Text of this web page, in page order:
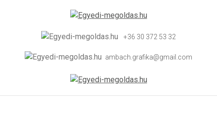
+36 30 372 53 32
ambach.grafika@gmail.com